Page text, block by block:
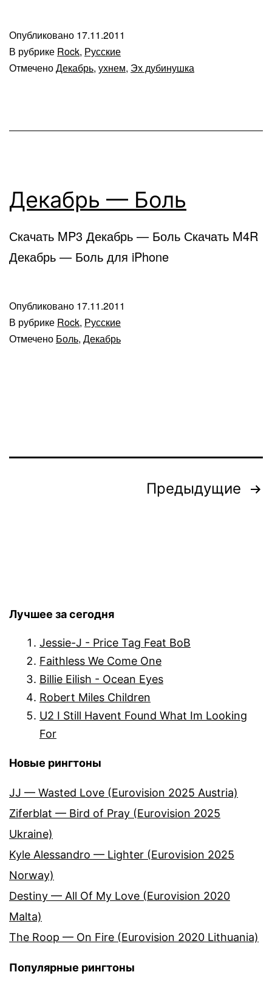
Опубликовано 17.11.2011
В рубрике Rock, Русские
ОтмеченоДекабрь, ухнем, Эх дубинушка
Декабрь — Боль
Скачать MP3 Декабрь — Боль Скачать M4R
Декабрь — Боль для iPhone
Опубликовано 17.11.2011
В рубрике Rock, Русские
Отмечено Боль, Декабрь
Предыдущие
Лучшее за сегодня
Jessie-J - Price Tag Feat BoB
Faithless We Come One
Billie Eilish - Ocean Eyes
Robert Miles Children
U2 I Still Havent Found What Im Looking
For
Новые рингтоны
JJ — Wasted Love (Eurovision 2025 Austria)
Ziferblat — Bird of Pray (Eurovision 2025
Ukraine)
Kyle Alessandro — Lighter (Eurovision 2025
Norway)
Destiny — All Of My Love (Eurovision 2020
Malta)
The Roop — On Fire (Eurovision 2020 Lithuania)
Популярные рингтоны